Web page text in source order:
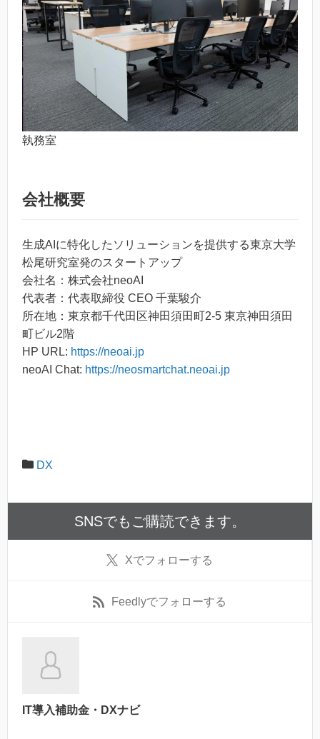
執務室
会社概要
生成AIに特化したソリューションを提供する東京大学
松尾研究室発のスタートアップ
会社名：株式会社neoAI
代表者：代表取締役 CEO 千葉駿介
所在地：東京都千代田区神田須田町2-5 東京神田須田
町ビル2階
HP URL: https://neoai.jp
neoAI Chat: https://neosmartchat.neoai.jp
DX
SNSでもご購読できます。
Xでフォローする
Feedlyでフォローする
IT導入補助金・DXナビ